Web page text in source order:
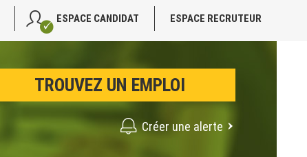
ESPACE CANDIDAT ESPACE RECRUTEUR
Créer une alerte